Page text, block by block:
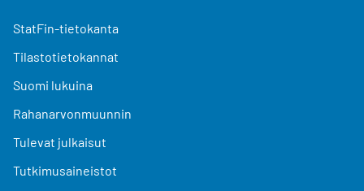
StatFin-tietokanta
Tilastotietokannat
Suomi lukuina
Rahanarvonmuunnin
Tulevat julkaisut
Tutkimusaineistot